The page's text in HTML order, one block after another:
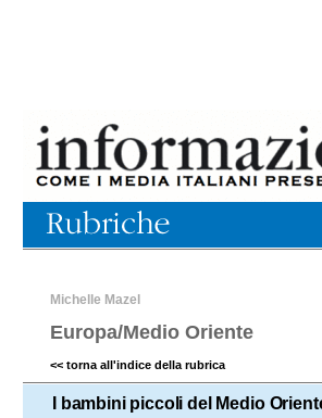
Michelle Mazel
Europa/Medio Oriente
<< torna all'indice della rubrica
I bambini piccoli del Medio